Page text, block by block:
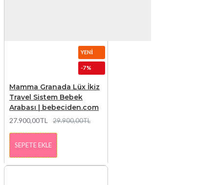
YENI
-7 %
Mamma Granada Lüx İkiz
Travel Sistem Bebek
Arabası | bebeciden.com
27.900,00TL 29.900,00TL
SEPETE EKLE